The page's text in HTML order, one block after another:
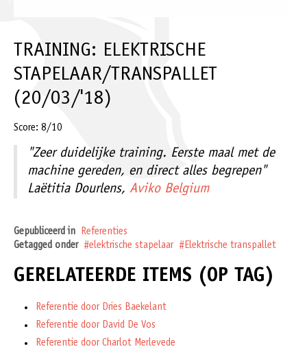
TRAINING: ELEKTRISCHE
STAPELAAR/TRANSPALLET
(20/03/'18)
Score: 8/10
"Zeer duidelijke training. Eerste maal met de
machine gereden, en direct alles begrepen"
Laëtitia Dourlens, Aviko Belgium
Gepubliceerd in Referenties
Getagged onder
elektrische stapelaar Elektrische transpallet
GERELATEERDE ITEMS (OP TAG)
Referentie door Dries Baekelant
Referentie door David De Vos
Referentie door Charlot Merlevede